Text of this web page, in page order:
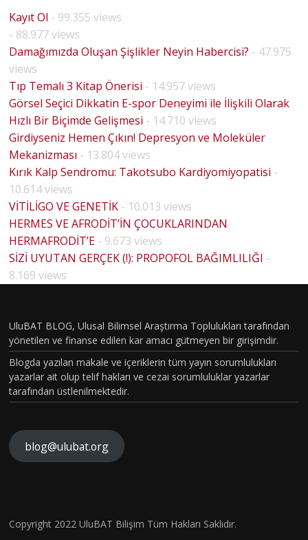
Kayıt Ol - 99.355 views
- 88.977 views
Damağımızda Oluşan Şişlikler Neyin Habercisi? - 47.975
views
Tıp Temalı 3 Kitap Önerisi - 14.957 views
Görsel Seçici Dikkatin E-spor Deneyimi ile İlişkili Olarak
Hızlı Bir Biçimde Gelişmesi - 14.710 views
Girdiyseniz Hemen Çıkın! Depresyon ve Moleküler
Mekanizması - 13.804 views
Kırık Kalp Sendromu: Takotsubo Kardiyomiyopatisi -
10.614 views
VİTİLİGO VE GENETİK - 10.013 views
HERMES VE AFRODİT’İN ÇOCUKLARINDAN
HERMAFRODİT’E - 9.673 views
SİZİ UYUTAN GERÇEK (!): PROPOFOL BAĞIMLILIĞI -
8.169 views
UluBAT BLOG, Ulusal Bilimsel Araştırma Toplulukları tarafından
yönetilen ve finanse edilen kar amacı gütmeyen bir girişimdir.
Blogda yazılan makale ve içeriklerin tüm yayın sorumlulukları
yazarlar ait olup telif hakları ve cezai sorumluluklar yazarlar
tarafından üstlenilmektedir.
blog@ulubat.org
Copyright 2022 UluBAT Bilişim Tüm Hakları Saklıdır.
BEYİN
SI BİR
Hava
BİYOLO
JİK
TOPLU
MSAL
CİNSİYE
T
MLARIN
IN
FİZYOL
HOUSE
MD
BÖLÜM
VAKASI
GERÇEK
OLDU :
TÜRKİY
KTANISI